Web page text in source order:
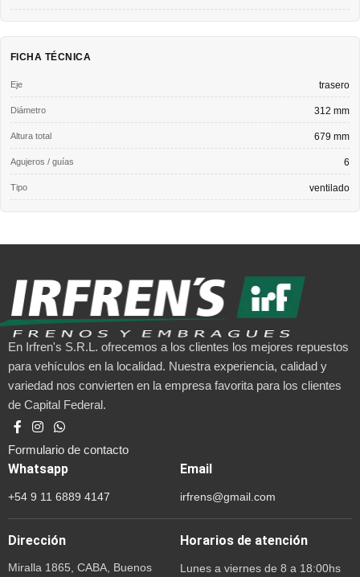
FICHA TÉCNICA
Eje trasero
Diámetro 312 mm
Altura total 679 mm
Agujeros / guías 6
Tipo ventilado
En Irfren's S.R.L. ofrecemos a los clientes los mejores repuestos
para vehículos en la localidad. Nuestra experiencia, calidad y
variedad nos convierten en la empresa favorita para los clientes
de Capital Federal.
Formulario de contacto
Whatsapp
+54 9 11 6889 4147
Email
irfrens@gmail.com
Dirección
Miralla 1865, CABA, Buenos
Horarios de atención
Lunes a viernes de 8 a 18:00hs